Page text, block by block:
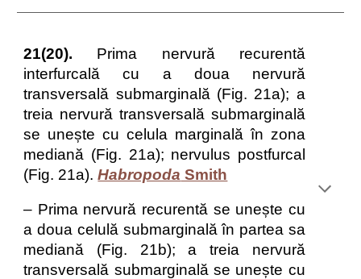
21(20). Prima nervură recurentă
interfurcală cu a doua nervură
transversală submarginală (Fig. 21a); a
treia nervură transversală submarginală
se unește cu celula marginală în zona
mediană (Fig. 21a); nervulus postfurcal
(Fig. 21a).Habropoda Smith
– Prima nervură recurentă se unește cu
a doua celulă submarginală în partea sa
mediană (Fig. 21b); a treia nervură
transversală submarginală se unește cu